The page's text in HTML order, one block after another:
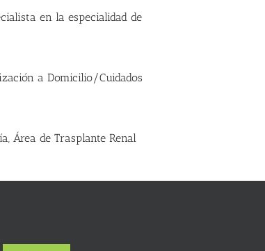
en la especialidad de
a Domicilio/Cuidados
Área de Trasplante Renal